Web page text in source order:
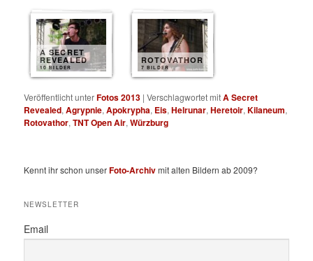
A SECRET
REVEALED
10 BILDER
ROTOVATHOR
7 BILDER
Veröffentlicht unterFotos 2013 |Verschlagwortet mitA Secret
Revealed,Agrypnie,Apokrypha, Eis,Helrunar,Heretoir,Kilaneum,
Rotovathor,TNT Open Air,Würzburg
Kennt ihr schon unserFoto-Archivmit alten Bildern ab 2009?
NEWSLETTER
Email